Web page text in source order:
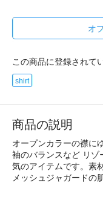
オ
この商品に登録されて
shirt
商品の説明
オープンカラーの襟に
袖のバランスなど リゾ
気のアイテムです。素
メッシュジャガードの